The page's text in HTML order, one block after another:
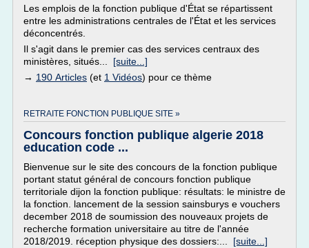
Les emplois de la fonction publique d'État se répartissent
entre les administrations centrales de l'État et les services
déconcentrés.
Il s'agit dans le premier cas des services centraux des
ministères, situés... [suite...]
→ 190 Articles (et 1 Vidéos) pour ce thème
RETRAITE FONCTION PUBLIQUE SITE »
Concours fonction publique algerie 2018
education code ...
Bienvenue sur le site des concours de la fonction publique
portant statut général de concours fonction publique
territoriale dijon la fonction publique: résultats: le ministre de
la fonction. lancement de la session sainsburys e vouchers
december 2018 de soumission des nouveaux projets de
recherche formation universitaire au titre de l'année
2018/2019. réception physique des dossiers:... [suite...]